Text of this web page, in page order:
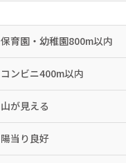
保育園・幼稚園800m以内
コンビニ400m以内
山が見える
陽当り良好